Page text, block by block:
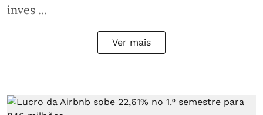
inves ...
Ver mais